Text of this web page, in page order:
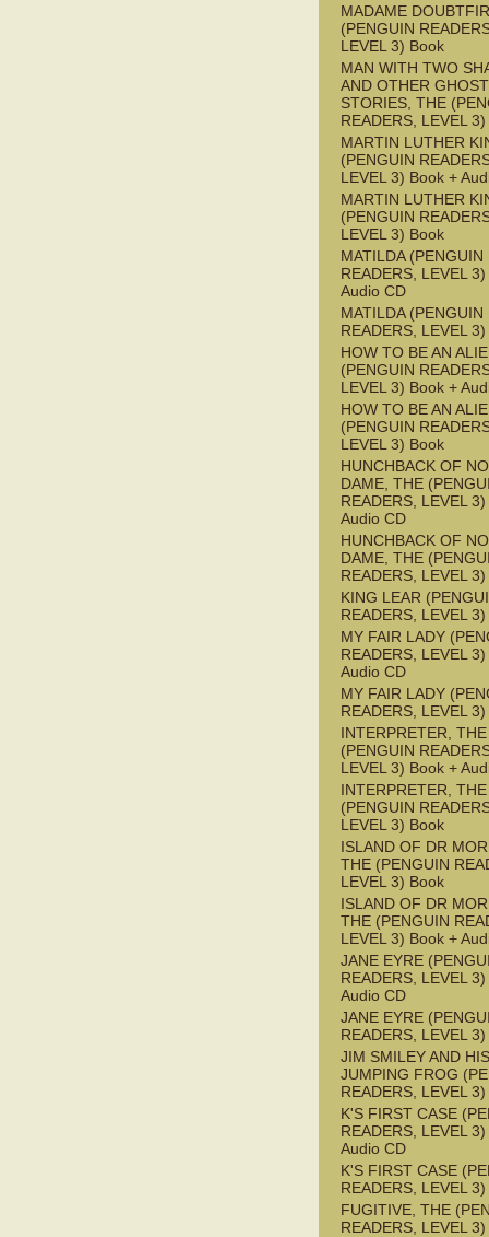
MADAME
(PENGUIN
LEVEL 3) Book
MAN WITH TWO
AND OTHER GHOST
STORIES, THE
READERS, LEVEL
MARTIN LUTHER
(PENGUIN
LEVEL 3) Book +
MARTIN LUTHER
(PENGUIN
LEVEL 3) Book
MATILDA (PENGUIN
READERS, LEVEL
Audio CD
MATILDA (PENGUIN
READERS, LEVEL
HOW TO BE AN
(PENGUIN
LEVEL 3) Book +
HOW TO BE AN
(PENGUIN
LEVEL 3) Book
HUNCHBACK OF
DAME, THE
READERS, LEVEL
Audio CD
HUNCHBACK OF
DAME, THE
READERS, LEVEL
KING LEAR
READERS, LEVEL
MY FAIR LADY
READERS, LEVEL
Audio CD
MY FAIR LADY
READERS, LEVEL
INTERPRETER, THE
(PENGUIN
LEVEL 3) Book +
INTERPRETER, THE
(PENGUIN
LEVEL 3) Book
ISLAND OF DR
THE (PENGUIN
LEVEL 3) Book
ISLAND OF DR
THE (PENGUIN
LEVEL 3) Book +
JANE EYRE
READERS, LEVEL
Audio CD
JANE EYRE
READERS, LEVEL
JIM SMILEY AND HIS
JUMPING FROG
READERS, LEVEL
K'S FIRST CASE
READERS, LEVEL
Audio CD
K'S FIRST CASE
READERS, LEVEL
FUGITIVE, THE
READERS, LEVEL